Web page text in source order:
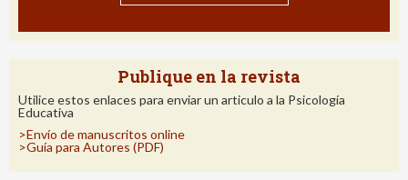
Publique en la revista
Utilice estos enlaces para enviar un articulo a la Psicología
Educativa
>Envío de manuscritos online
>Guía para Autores (PDF)